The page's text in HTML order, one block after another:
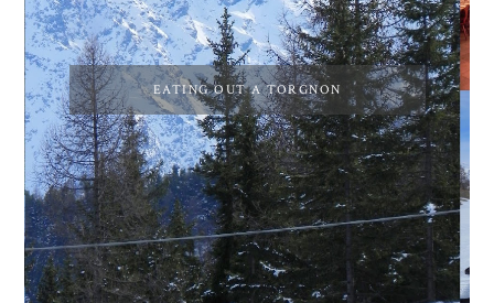
EATING OUT A TORGNON